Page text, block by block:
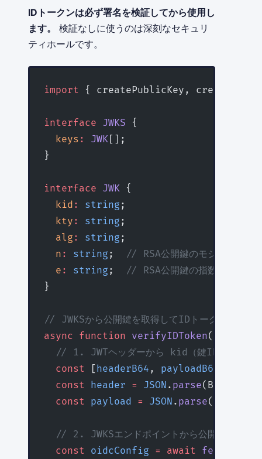
IDトークンは必ず署名を検証してから使用し
ます。
検証なしに使うのは深刻なセキュリ
ティホールです。
import { createPublicKey,
interface JWKS {
  keys
: JWK [];
}
interface JWK {
  kid
: string ;
  kty
: string ;
  alg
: string ;
  n
: string ; // RSA公開鍵のモジュラス
  e
: string ; // RSA公開鍵の指数
}
// JWKSから公開鍵を取得してIDトークンを検証
async function verifyIDToken(
  // 1. JWTヘッダーから kid（鍵ID）を取得
  const
[ headerB64 , payloadB64
  const
header = JSON . parse(Buffer.
  const
payload = JSON . parse(Buffer.
  // 2. JWKSエンドポイントから公開鍵を取得
  const
oidcConfig = await fetch